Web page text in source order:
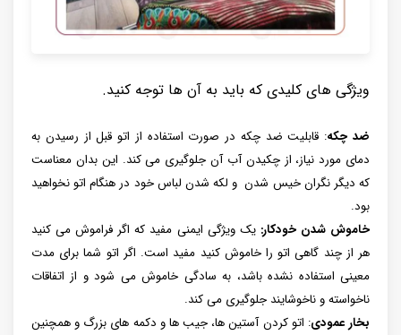
ویژگی های کلیدی که باید به آن ها توجه کنید.
ضد چکه: قابلیت ضد چکه در صورت استفاده از اتو قبل از رسیدن به
دمای مورد نیاز، از چکیدن آب آن جلوگیری می کند. این بدان معناست
که دیگر نگران خیس شدن و لکه شدن لباس خود در هنگام اتو نخواهید
بود.
خاموش شدن خودکار: یک ویژگی ایمنی مفید که اگر فراموش می کنید
هر از چند گاهی اتو را خاموش کنید مفید است. اگر اتو شما برای مدت
معینی استفاده نشده باشد، به سادگی خاموش می شود و از اتفاقات
ناخواسته و ناخوشایند جلوگیری می کند.
بخار عمودی: اتو کردن آستین‌ ها، جیب ‌ها و دکمه ‌های بزرگ و همچنین